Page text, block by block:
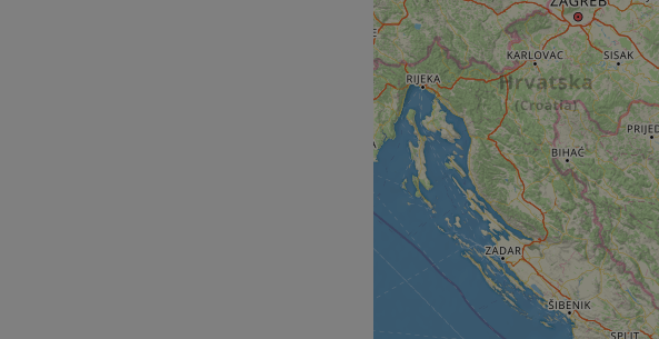
__cf_bm
Cloudflare Inc.
.gleam.io
AWSALBCORS
Amazon.com Inc.
analytics.sitewit.com
ASP.NET_SessionId
Microsoft
Corporation
analytics.sitewit.com
LinkedIn
Corporation
.linkedin.com
CookieScriptConsent
CookieScript